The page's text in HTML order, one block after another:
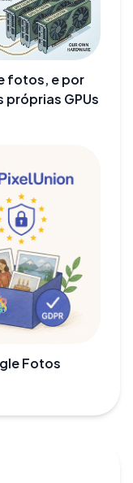
fotos, e por
próprias GPUs
Fotos